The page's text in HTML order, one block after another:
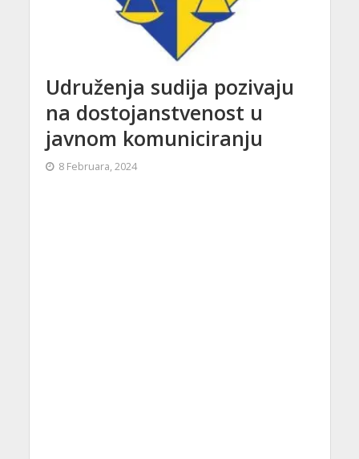
Udruženja sudija pozivaju
na dostojanstvenost u
javnom komuniciranju
8 Februara, 2024